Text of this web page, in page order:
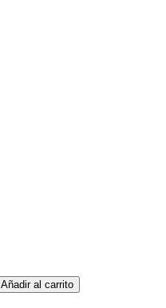
Añadir al carrito